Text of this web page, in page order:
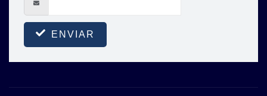
ENVIAR